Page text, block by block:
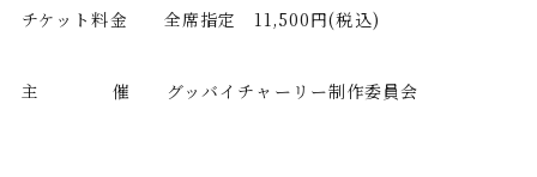
チケット料金 全席指定 11,500円(税込)
主 催 グッバイチャーリー制作委員会